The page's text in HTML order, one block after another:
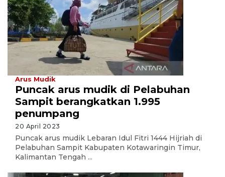
Arus Mudik
Puncak arus mudik di Pelabuhan
Sampit berangkatkan 1.995
penumpang
20 April 2023
Puncak arus mudik Lebaran Idul Fitri 1444 Hijriah di
Pelabuhan Sampit Kabupaten Kotawaringin Timur,
Kalimantan Tengah ...